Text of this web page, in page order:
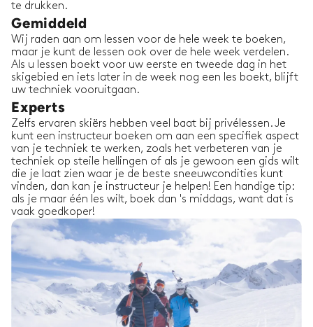
te drukken.
Gemiddeld
Wij raden aan om lessen voor de hele week te boeken,
maar je kunt de lessen ook over de hele week verdelen.
Als u lessen boekt voor uw eerste en tweede dag in het
skigebied en iets later in de week nog een les boekt, blijft
uw techniek vooruitgaan.
Experts
Zelfs ervaren skiërs hebben veel baat bij privélessen. Je
kunt een instructeur boeken om aan een specifiek aspect
van je techniek te werken, zoals het verbeteren van je
techniek op steile hellingen of als je gewoon een gids wilt
die je laat zien waar je de beste sneeuwcondities kunt
vinden, dan kan je instructeur je helpen! Een handige tip:
als je maar één les wilt, boek dan 's middags, want dat is
vaak goedkoper!